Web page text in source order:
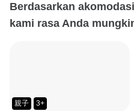
Berdasarkan
kami rasa Anda
親子 3+